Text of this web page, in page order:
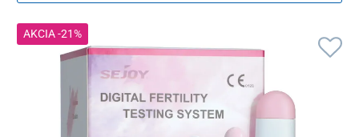
AKCIA -21%